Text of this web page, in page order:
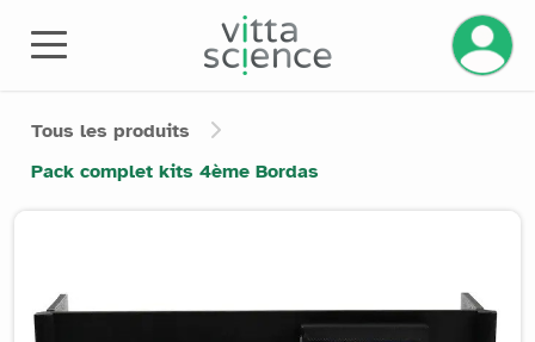
Gérez
Tous les produits
Pack complet kits 4ème Bordas